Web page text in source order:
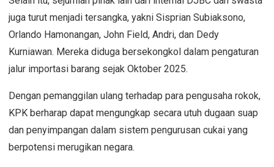
juga turut menjadi tersangka, yakni Sisprian Subiaksono,
Orlando Hamonangan, John Field, Andri, dan Dedy
Kurniawan. Mereka diduga bersekongkol dalam pengaturan
jalur importasi barang sejak Oktober 2025.
Dengan pemanggilan ulang terhadap para pengusaha rokok,
KPK berharap dapat mengungkap secara utuh dugaan suap
dan penyimpangan dalam sistem pengurusan cukai yang
berpotensi merugikan negara.